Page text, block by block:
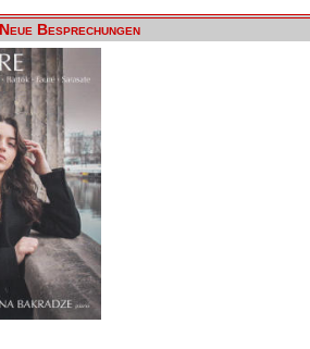
Neue Besprechungen